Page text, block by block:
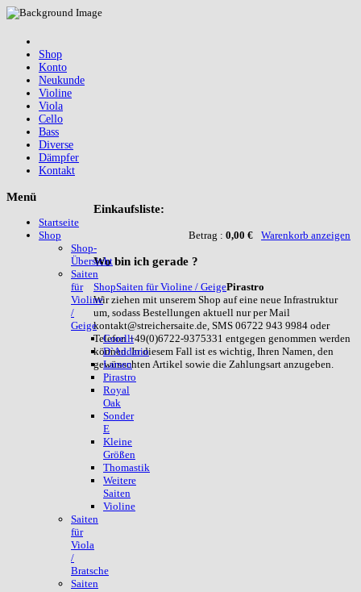
Shop
Konto
Neukunde
Violine
Viola
Cello
Bass
Diverse
Dämpfer
Kontakt
Einkaufsliste:
Betrag : 0,00 € Warenkorb anzeigen
Wobin ich gerade ?
ShopSaiten für Violine / GeigePirastro
Wir ziehen mit unserem Shop auf eine neue Infrastruktur
um, sodass Bestellungen aktuell nur per Mail
kontakt@streichersaite.de, SMS 06722 943 9984 oder
Telefon +49(0)6722-9375331 entgegen genommen werden
können. In diesem Fall ist es wichtig, Ihren Namen, den
gewünschten Artikel sowie die Zahlungsart anzugeben.
Menü
Startseite
Shop
Shop-
Übersicht
Saiten
für
Violine
/
Geige
Corelli
D`Addario
Larsen
Pirastro
Royal
Oak
Sonder
E
Kleine
Größen
Thomastik
Weitere
Saiten
Violine
Saiten
für
Viola
/
Bratsche
Saiten